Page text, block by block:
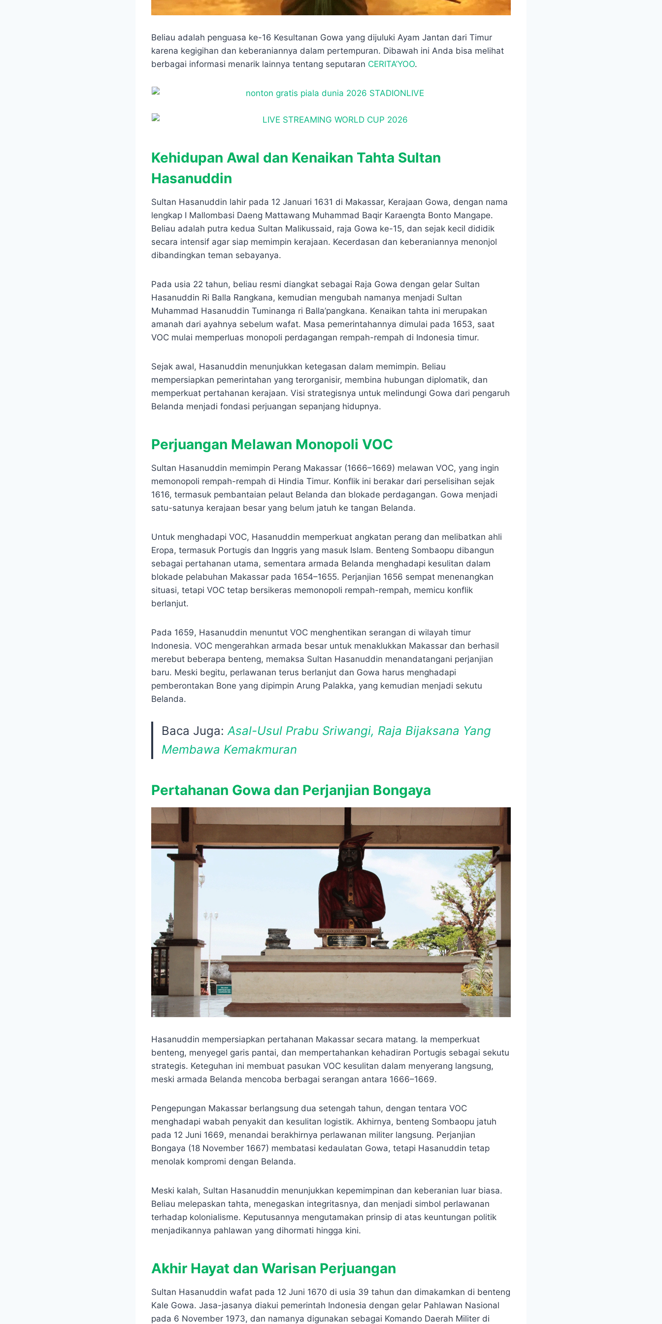
Beliau adalah penguasa ke-16 Kesultanan Gowa yang dijuluki Ayam Jantan dari Timur
karena kegigihan dan keberaniannya dalam pertempuran. Dibawah ini Anda bisa melihat
berbagai informasi menarik lainnya tentang seputaran CERITA’YOO.
Kehidupan Awal dan Kenaikan Tahta Sultan
Hasanuddin
Sultan Hasanuddin lahir pada 12 Januari 1631 di Makassar, Kerajaan Gowa, dengan nama
lengkap I Mallombasi Daeng Mattawang Muhammad Baqir Karaengta Bonto Mangape.
Beliau adalah putra kedua Sultan Malikussaid, raja Gowa ke-15, dan sejak kecil dididik
secara intensif agar siap memimpin kerajaan. Kecerdasan dan keberaniannya menonjol
dibandingkan teman sebayanya.
Pada usia 22 tahun, beliau resmi diangkat sebagai Raja Gowa dengan gelar Sultan
Hasanuddin Ri Balla Rangkana, kemudian mengubah namanya menjadi Sultan
Muhammad Hasanuddin Tuminanga ri Balla’pangkana. Kenaikan tahta ini merupakan
amanah dari ayahnya sebelum wafat. Masa pemerintahannya dimulai pada 1653, saat
VOC mulai memperluas monopoli perdagangan rempah-rempah di Indonesia timur.
Sejak awal, Hasanuddin menunjukkan ketegasan dalam memimpin. Beliau
mempersiapkan pemerintahan yang terorganisir, membina hubungan diplomatik, dan
memperkuat pertahanan kerajaan. Visi strategisnya untuk melindungi Gowa dari pengaruh
Belanda menjadi fondasi perjuangan sepanjang hidupnya.
Perjuangan Melawan Monopoli VOC
Sultan Hasanuddin memimpin Perang Makassar (1666–1669) melawan VOC, yang ingin
memonopoli rempah-rempah di Hindia Timur. Konflik ini berakar dari perselisihan sejak
1616, termasuk pembantaian pelaut Belanda dan blokade perdagangan. Gowa menjadi
satu-satunya kerajaan besar yang belum jatuh ke tangan Belanda.
Untuk menghadapi VOC, Hasanuddin memperkuat angkatan perang dan melibatkan ahli
Eropa, termasuk Portugis dan Inggris yang masuk Islam. Benteng Sombaopu dibangun
sebagai pertahanan utama, sementara armada Belanda menghadapi kesulitan dalam
blokade pelabuhan Makassar pada 1654–1655. Perjanjian 1656 sempat menenangkan
situasi, tetapi VOC tetap bersikeras memonopoli rempah-rempah, memicu konflik
berlanjut.
Pada 1659, Hasanuddin menuntut VOC menghentikan serangan di wilayah timur
Indonesia. VOC mengerahkan armada besar untuk menaklukkan Makassar dan berhasil
merebut beberapa benteng, memaksa Sultan Hasanuddin menandatangani perjanjian
baru. Meski begitu, perlawanan terus berlanjut dan Gowa harus menghadapi
pemberontakan Bone yang dipimpin Arung Palakka, yang kemudian menjadi sekutu
Belanda.
Baca Juga:Asal-Usul Prabu Sriwangi, Raja Bijaksana Yang
Membawa Kemakmuran
Pertahanan Gowa dan Perjanjian Bongaya
Hasanuddin mempersiapkan pertahanan Makassar secara matang. Ia memperkuat
benteng, menyegel garis pantai, dan mempertahankan kehadiran Portugis sebagai sekutu
strategis. Keteguhan ini membuat pasukan VOC kesulitan dalam menyerang langsung,
meski armada Belanda mencoba berbagai serangan antara 1666–1669.
Pengepungan Makassar berlangsung dua setengah tahun, dengan tentara VOC
menghadapi wabah penyakit dan kesulitan logistik. Akhirnya, benteng Sombaopu jatuh
pada 12 Juni 1669, menandai berakhirnya perlawanan militer langsung. Perjanjian
Bongaya (18 November 1667) membatasi kedaulatan Gowa, tetapi Hasanuddin tetap
menolak kompromi dengan Belanda.
Meski kalah, Sultan Hasanuddin menunjukkan kepemimpinan dan keberanian luar biasa.
Beliau melepaskan tahta, menegaskan integritasnya, dan menjadi simbol perlawanan
terhadap kolonialisme. Keputusannya mengutamakan prinsip di atas keuntungan politik
menjadikannya pahlawan yang dihormati hingga kini.
Akhir Hayat dan Warisan Perjuangan
Sultan Hasanuddin wafat pada 12 Juni 1670 di usia 39 tahun dan dimakamkan di benteng
Kale Gowa. Jasa-jasanya diakui pemerintah Indonesia dengan gelar Pahlawan Nasional
pada 6 November 1973, dan namanya digunakan sebagai Komando Daerah Militer di